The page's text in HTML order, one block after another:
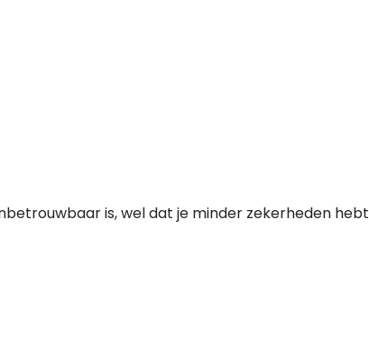
is, wel dat je minder zekerheden hebt